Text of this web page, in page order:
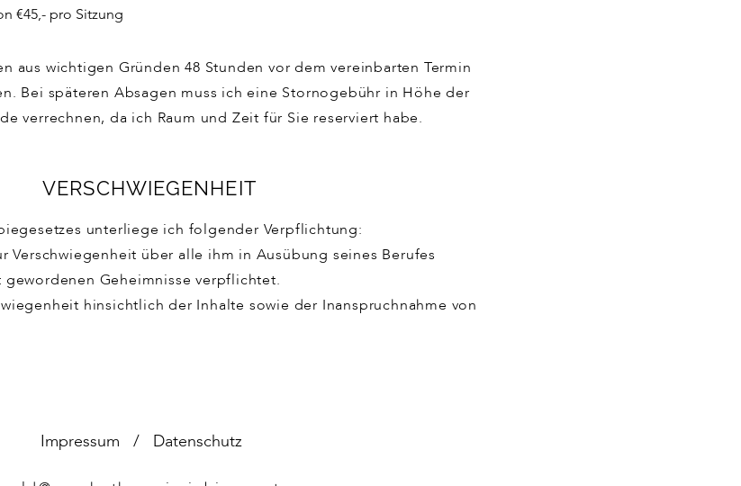
€45,- pro Sitzung
aus wichtigen Gründen 48 Stunden vor dem vereinbarten Termin
Bei späteren Absagen muss ich eine Stornogebühr in Höhe der
verrechnen, da ich Raum und Zeit für Sie reserviert habe.
VERSCHWIEGENHEIT
unterliege ich folgender Verpflichtung:
Verschwiegenheit über alle ihm in Ausübung seines Berufes
Geheimnisse verpflichtet.
hinsichtlich der Inhalte sowie der Inanspruchnahme von
Impressum / Datenschutz